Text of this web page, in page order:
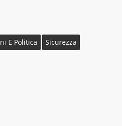
E Politica Sicurezza